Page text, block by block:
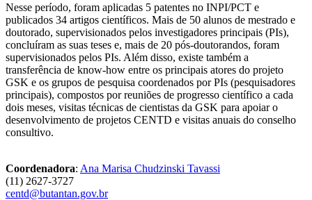
Nesse período, foram aplicadas 5 patentes no INPI/PCT e
publicados 34 artigos científicos. Mais de 50 alunos de mestrado e
doutorado, supervisionados pelos investigadores principais (PIs),
concluíram as suas teses e, mais de 20 pós-doutorandos, foram
supervisionados pelos PIs. Além disso, existe também a
transferência de know-how entre os principais atores do projeto
GSK e os grupos de pesquisa coordenados por PIs (pesquisadores
principais), compostos por reuniões de progresso científico a cada
dois meses, visitas técnicas de cientistas da GSK para apoiar o
desenvolvimento de projetos CENTD e visitas anuais do conselho
consultivo.
Coordenadora: Ana Marisa Chudzinski Tavassi
(11) 2627-3727
centd@butantan.gov.br